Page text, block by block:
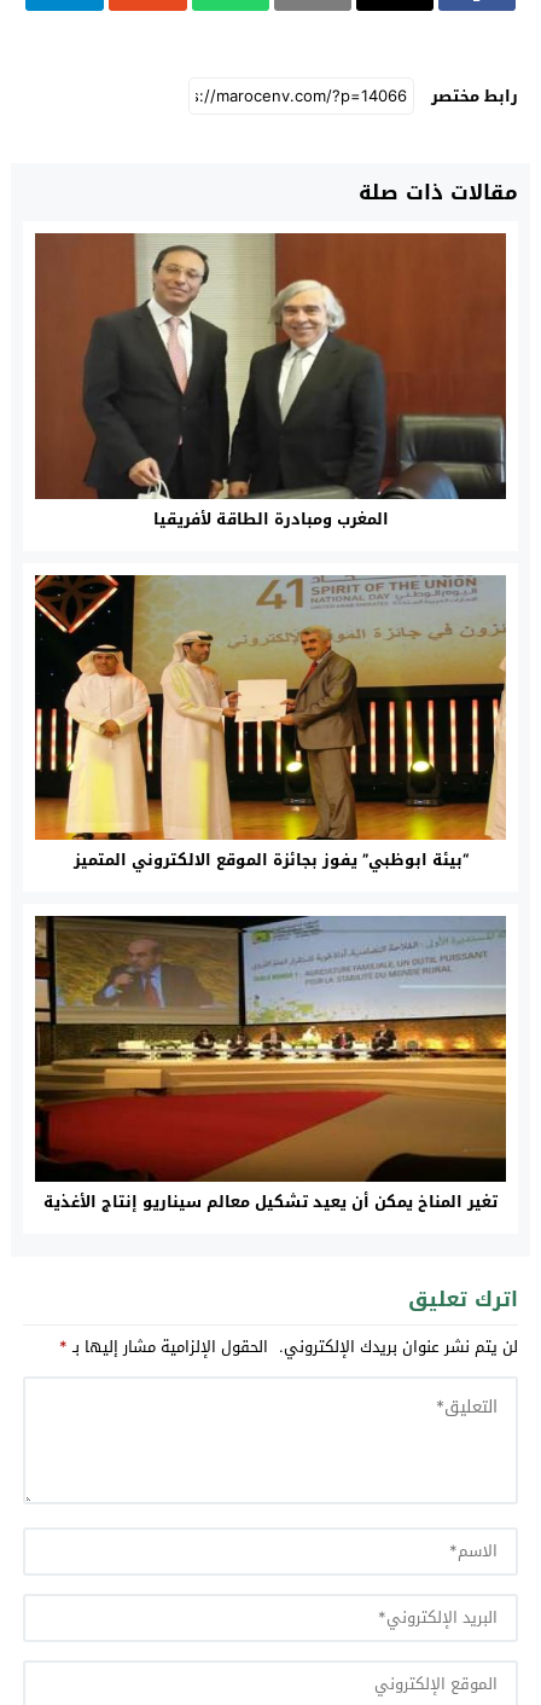
رابط مختصر
مقالات ذات صلة
المغرب ومبادرة الطاقة لأفريقيا
“بيئة ابوظبي” يفوز بجائزة الموقع الالكتروني المتميز
تغير المناخ يمكن أن يعيد تشكيل معالم سيناريو إنتاج الأغذية
اترك تعليق
لن يتم نشر عنوان بريدك الإلكتروني. الحقول الإلزامية مشار إليها بـ*